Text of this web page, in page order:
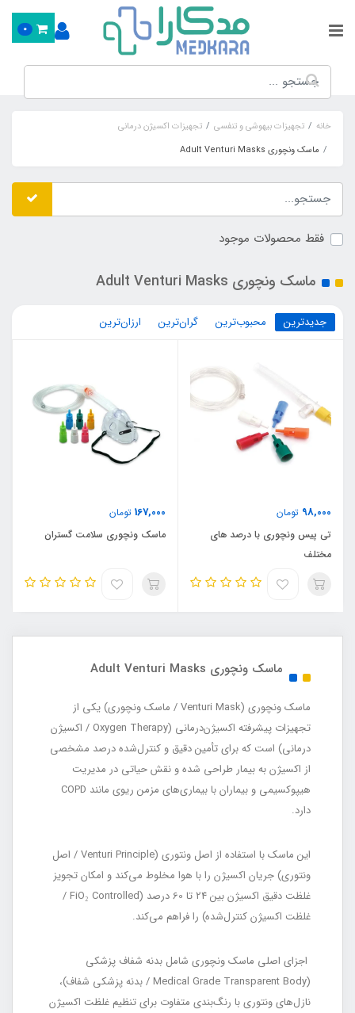
0
خانه تجهیزات بیهوشی و تنفسی
تجهیزات اکسیژن درمانی
ماسک ونچوری Adult Venturi Masks
فقط محصولات موجود
ماسک ونچوری Adult Venturi Masks
جدیدترین محبوب‌ترین گران‌ترین ارزان‌ترین
98,000 تومان
تی پیس ونچوری با درصد های
مختلف
167,000 تومان
ماسک ونچوری سلامت گستران
ماسک ونچوری Adult Venturi Masks
ماسک ونچوری (Venturi Mask / ماسک ونچوری) یکی از
تجهیزات پیشرفته اکسیژن‌درمانی (Oxygen Therapy / اکسیژن
درمانی) است که برای تأمین دقیق و کنترل‌شده درصد مشخصی
از اکسیژن به بیمار طراحی شده و نقش حیاتی در مدیریت
هیپوکسیمی و بیماران با بیماری‌های مزمن ریوی مانند COPD
دارد.
این ماسک با استفاده از اصل ونتوری (Venturi Principle / اصل
ونتوری) جریان اکسیژن را با هوا مخلوط می‌کند و امکان تجویز
غلظت دقیق اکسیژن بین 24 تا 60 درصد (FiO₂ Controlled /
غلظت اکسیژن کنترل‌شده) را فراهم می‌کند.
اجزای اصلی ماسک ونچوری شامل بدنه شفاف پزشکی
(Medical Grade Transparent Body / بدنه پزشکی شفاف)،
نازل‌های ونتوری با رنگ‌بندی متفاوت برای تنظیم غلظت اکسیژن